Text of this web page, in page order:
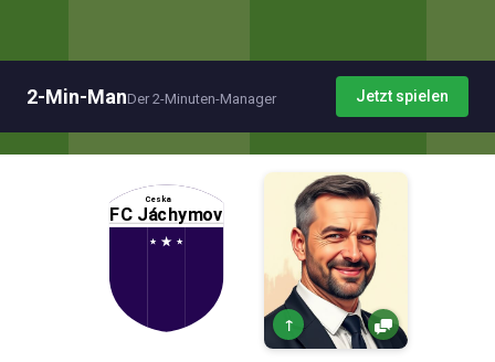
2-Min-ManDer 2-Minuten-Manager Jetzt spielen
↑